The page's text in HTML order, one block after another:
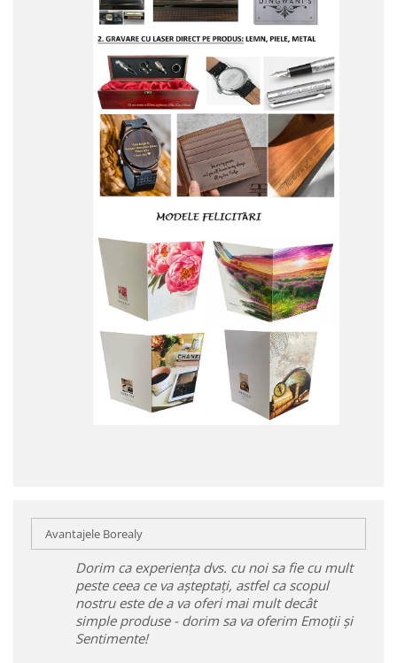
Avantajele Borealy
Dorim ca experiența dvs. cu noi sa fie cu mult
peste ceea ce va așteptați, astfel ca scopul
nostru este de a va oferi mai mult decât
simple produse - dorim sa va oferim Emoții și
Sentimente!